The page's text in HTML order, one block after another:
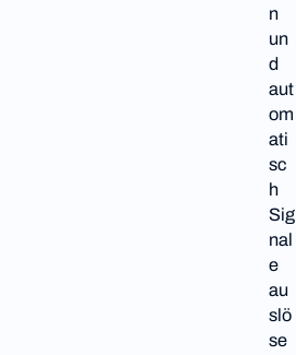
n
un
d
aut
om
ati
sc
h
Sig
nal
e
au
slö
se